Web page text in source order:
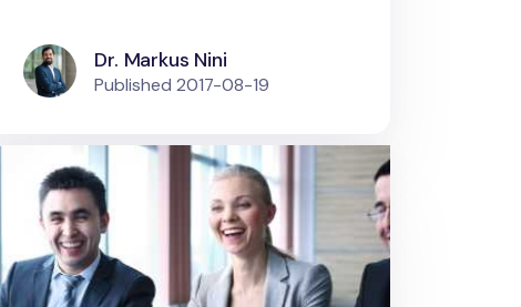
entwickeln kannst
Dr. Markus Nini
Published2017-08-19